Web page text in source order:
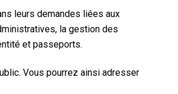
leurs demandes liées aux
la gestion des
et passeports.
Vous pourrez ainsi adresser